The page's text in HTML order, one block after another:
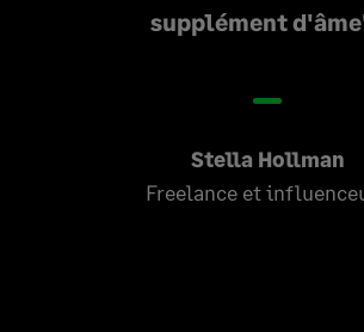
supplément
Stella Hollman
Freelance et